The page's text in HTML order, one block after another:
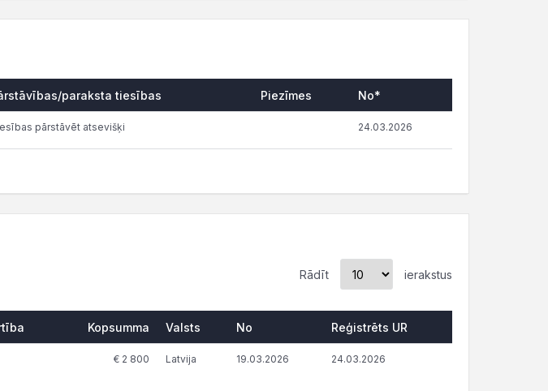
paraksta tiesības Piezīmes No*
pārstāvēt atsevišķi 24.03.2026
Rādīt ierakstus
Kopsumma Valsts No Reģistrēts UR
€ 2 800 Latvija 19.03.2026 24.03.2026